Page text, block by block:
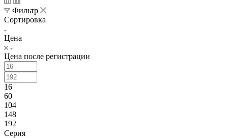
Фильтр
Сортировка
Цена
Цена после регистрации
16
60
104
148
192
Серия